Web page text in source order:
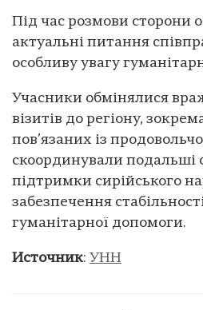
Під час розмови сторони
актуальні питання
особливу увагу
Учасники обмінялися
візитів до регіону,
пов’язаних із
скоординували подальші
підтримки сирійського
забезпечення
гуманітарної допомоги.
Источник: УНН